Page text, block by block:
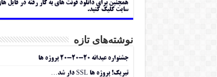
همچنین برای دانلود فونت های به کار رفته در فایل
سایت کلیک کنید.
نوشته‌های تازه
جشنواره عیدانه ۲۰-۲۰-۲۰ پروژه ها
تبریک! پروژه ها SSL دار شد…